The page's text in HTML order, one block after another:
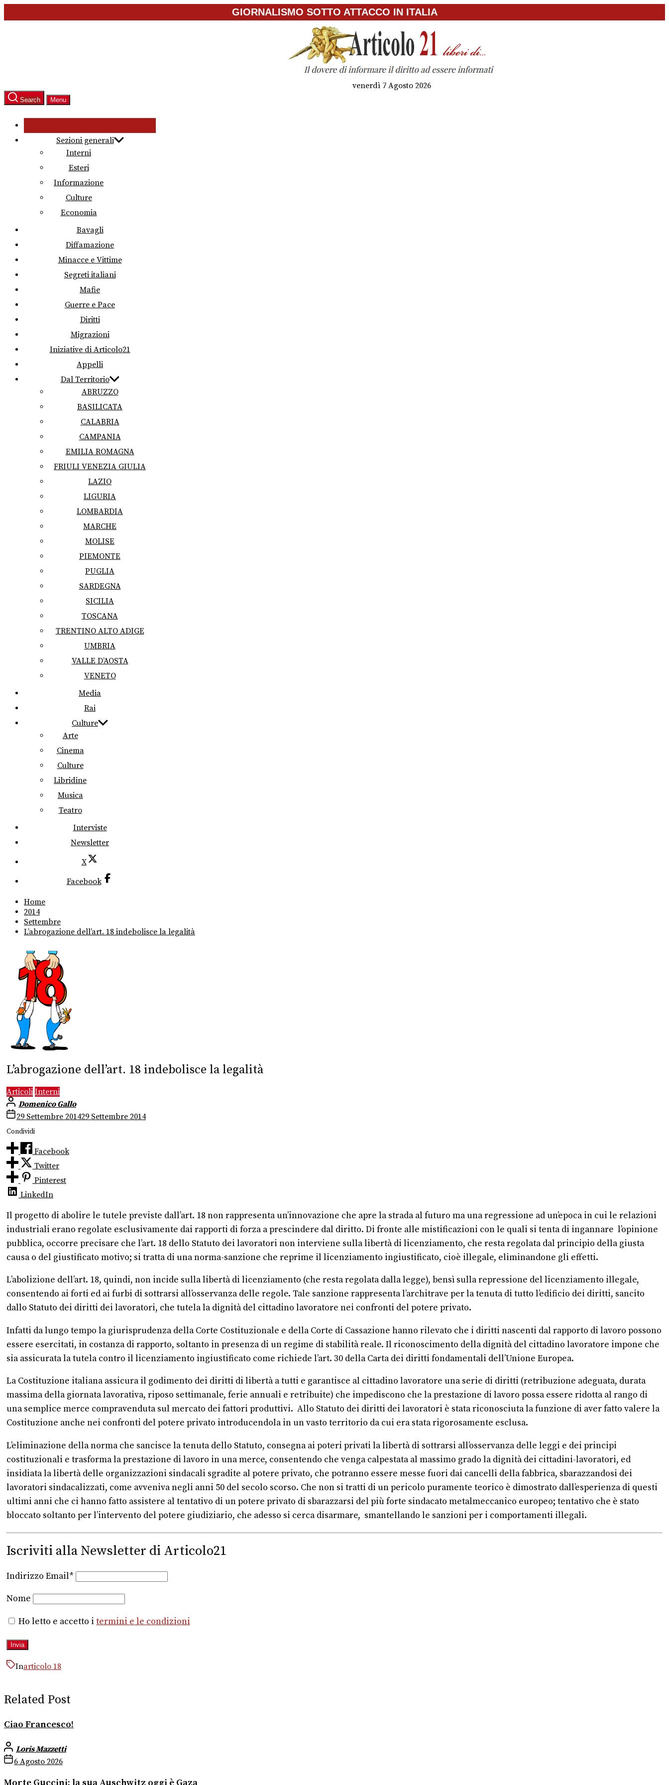
to
GIORNALISMO SOTTO ATTACCO IN ITALIA
venerdì 7 Agosto 2026
Search Menu
Sezioni generali
Interni
Esteri
Informazione
Culture
Economia
Bavagli
Diffamazione
Minacce e Vittime
Segreti italiani
Mafie
Guerre e Pace
Diritti
Migrazioni
Iniziative di Articolo21
Appelli
Dal Territorio
ABRUZZO
BASILICATA
CALABRIA
CAMPANIA
EMILIA ROMAGNA
FRIULI VENEZIA GIULIA
LAZIO
LIGURIA
LOMBARDIA
MARCHE
MOLISE
PIEMONTE
PUGLIA
SARDEGNA
SICILIA
TOSCANA
TRENTINO ALTO ADIGE
UMBRIA
VALLE D’AOSTA
VENETO
Media
Rai
Culture
Arte
Cinema
Culture
Libridine
Musica
Teatro
Interviste
Newsletter
X
Facebook
Home
2014
Settembre
L’abrogazione dell’art. 18 indebolisce la legalità
L’abrogazione dell’art. 18 indebolisce la legalità
Articoli Interni
Domenico Gallo
29 Settembre 201429 Settembre 2014
Condividi
Facebook
Twitter
Pinterest
LinkedIn
Il progetto di abolire le tutele previste dall’art. 18 non rappresenta un’innovazione che apre la strada al futuro ma una regressione ad un’epoca in cui le relazioni
industriali erano regolate esclusivamente dai rapporti di forza a prescindere dal diritto. Di fronte alle mistificazioni con le quali si tenta di ingannare l’opinione
pubblica, occorre precisare che l’art. 18 dello Statuto dei lavoratori non interviene sulla libertà di licenziamento, che resta regolata dal principio della giusta
causa o del giustificato motivo; si tratta di una norma-sanzione che reprime il licenziamento ingiustificato, cioè illegale, eliminandone gli effetti.
L’abolizione dell’art. 18, quindi, non incide sulla libertà di licenziamento (che resta regolata dalla legge), bensì sulla repressione del licenziamento illegale,
consentendo ai forti ed ai furbi di sottrarsi all’osservanza delle regole. Tale sanzione rappresenta l’architrave per la tenuta di tutto l’edificio dei diritti, sancito
dallo Statuto dei diritti dei lavoratori, che tutela la dignità del cittadino lavoratore nei confronti del potere privato.
Infatti da lungo tempo la giurisprudenza della Corte Costituzionale e della Corte di Cassazione hanno rilevato che i diritti nascenti dal rapporto di lavoro possono
essere esercitati, in costanza di rapporto, soltanto in presenza di un regime di stabilità reale. Il riconoscimento della dignità del cittadino lavoratore impone che
sia assicurata la tutela contro il licenziamento ingiustificato come richiede l’art. 30 della Carta dei diritti fondamentali dell’Unione Europea.
La Costituzione italiana assicura il godimento dei diritti di libertà a tutti e garantisce al cittadino lavoratore una serie di diritti (retribuzione adeguata, durata
massima della giornata lavorativa, riposo settimanale, ferie annuali e retribuite) che impediscono che la prestazione di lavoro possa essere ridotta al rango di
una semplice merce compravenduta sul mercato dei fattori produttivi. Allo Statuto dei diritti dei lavoratori è stata riconosciuta la funzione di aver fatto valere la
Costituzione anche nei confronti del potere privato introducendola in un vasto territorio da cui era stata rigorosamente esclusa.
L’eliminazione della norma che sancisce la tenuta dello Statuto, consegna ai poteri privati la libertà di sottrarsi all’osservanza delle leggi e dei principi
costituzionali e trasforma la prestazione di lavoro in una merce, consentendo che venga calpestata al massimo grado la dignità dei cittadini-lavoratori, ed
insidiata la libertà delle organizzazioni sindacali sgradite al potere privato, che potranno essere messe fuori dai cancelli della fabbrica, sbarazzandosi dei
lavoratori sindacalizzati, come avveniva negli anni 50 del secolo scorso. Che non si tratti di un pericolo puramente teorico è dimostrato dall’esperienza di questi
ultimi anni che ci hanno fatto assistere al tentativo di un potere privato di sbarazzarsi del più forte sindacato metalmeccanico europeo; tentativo che è stato
bloccato soltanto per l’intervento del potere giudiziario, che adesso si cerca disarmare, smantellando le sanzioni per i comportamenti illegali.
Iscriviti alla Newsletter di Articolo21
Indirizzo Email*
Nome
Ho letto e accetto i termini e le condizioni
Inarticolo 18
Related Post
Ciao Francesco!
Loris Mazzetti
6 Agosto 2026